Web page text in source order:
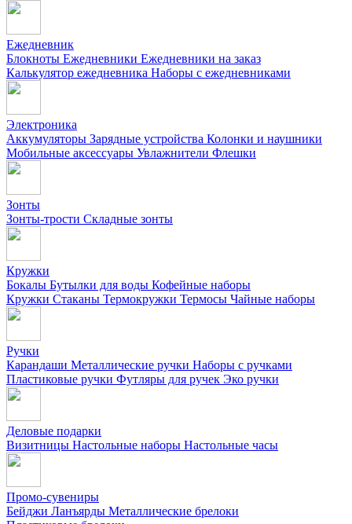
Ежедневник
Блокноты Ежедневники Ежедневники на заказ
Калькулятор ежедневника Наборы с ежедневниками
Электроника
Аккумуляторы Зарядные устройства Колонки и наушники
Мобильные аксессуары Увлажнители Флешки
Зонты
Зонты-трости Складные зонты
Кружки
Бокалы Бутылки для воды Кофейные наборы
Кружки Стаканы Термокружки Термосы Чайные наборы
Ручки
Карандаши Металлические ручки Наборы с ручками
Пластиковые ручки Футляры для ручек Эко ручки
Деловые подарки
Визитницы Настольные наборы Настольные часы
Промо-сувениры
Бейджи Ланъярды Металлические брелоки